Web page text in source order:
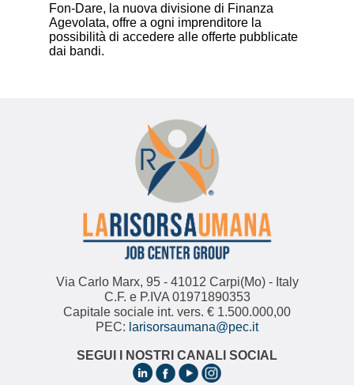
Fon-Dare, la nuova divisione di Finanza
Agevolata, offre a ogni imprenditore la
possibilità di accedere alle offerte pubblicate
dai bandi.
Via Carlo Marx, 95 - 41012 Carpi(Mo) - Italy
C.F. e P.IVA 01971890353
Capitale sociale int. vers. € 1.500.000,00
PEC: larisorsaumana@pec.it
SEGUI I NOSTRI CANALI SOCIAL